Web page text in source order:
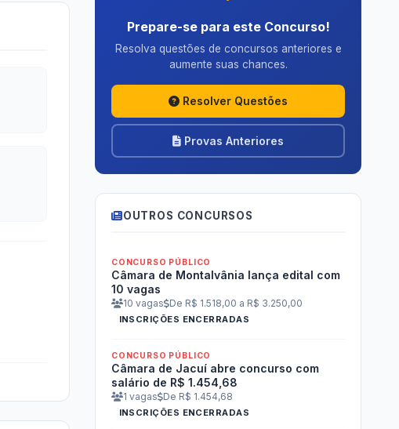
Prepare-se para este Concurso!
Resolva questões de concursos anteriores e
aumente suas chances.
Resolver Questões
Provas Anteriores
OUTROS CONCURSOS
CONCURSO PÚBLICO
Câmara de Montalvânia lança edital com
10 vagas
10 vagas De R$ 1.518,00 a R$ 3.250,00
INSCRIÇÕES ENCERRADAS
CONCURSO PÚBLICO
Câmara de Jacuí abre concurso com
salário de R$ 1.454,68
1 vagas De R$ 1.454,68
INSCRIÇÕES ENCERRADAS